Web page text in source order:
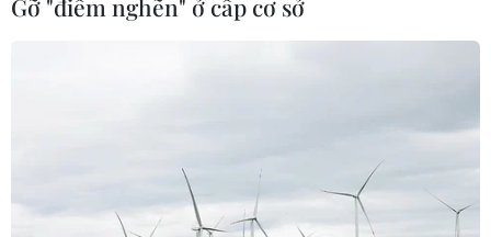
ASEAN Cup 2026 ngày 8/8: Xác định
đối thủ của đội tuyển Việt Nam ở bán